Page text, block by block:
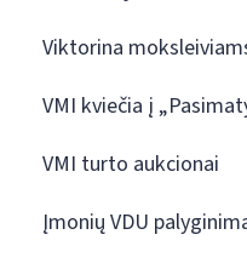
Viktorina
VMI kviečia į
VMI turto aukcionai
Įmonių VDU